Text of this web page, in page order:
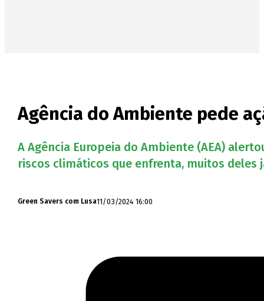
Agência do Ambiente pede
A Agência Europeia do Ambiente (AEA)
riscos climáticos que enfrenta, muitos deles
Green Savers com Lusa11/03/2024 16:00